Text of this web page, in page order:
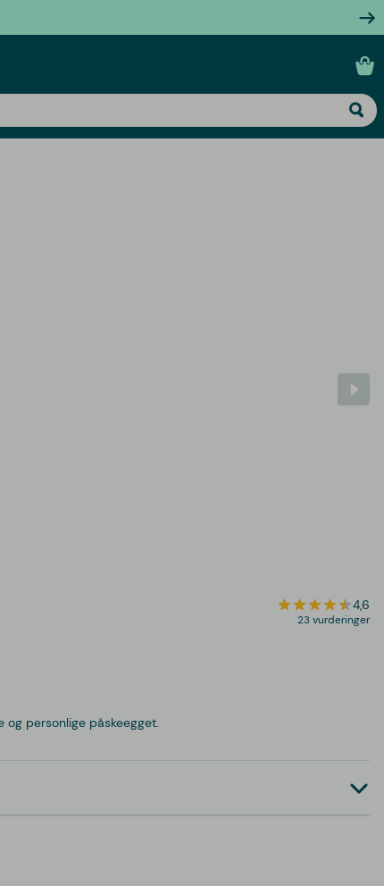
4,6
23 vurderinger
personlige påskeegget.